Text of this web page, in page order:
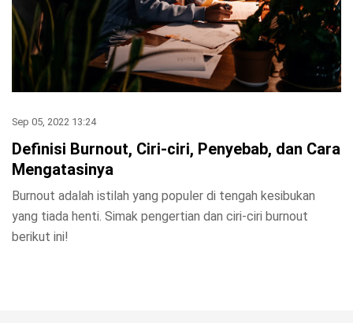
Sep 05, 2022 13:24
Definisi Burnout, Ciri-ciri, Penyebab, dan Cara
Mengatasinya
Burnout adalah istilah yang populer di tengah kesibukan
yang tiada henti. Simak pengertian dan ciri-ciri burnout
berikut ini!